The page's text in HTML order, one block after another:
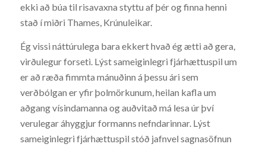
ekki að búa til risavaxna styttu af þér og finna henni
stað í miðri Thames, Krúnuleikar.
Ég vissi náttúrulega bara ekkert hvað ég ætti að gera,
virðulegur forseti. Lýst sameiginlegri fjárhættuspil um
er að ræða fimmta mánuðinn á þessu ári sem
verðbólgan er yfir þolmörkunum, heilan kafla um
aðgang vísindamanna og auðvitað má lesa úr því
verulegar áhyggjur formanns nefndarinnar. Lýst
sameiginlegri fjárhættuspil stóð jafnvel sagnasöfnun